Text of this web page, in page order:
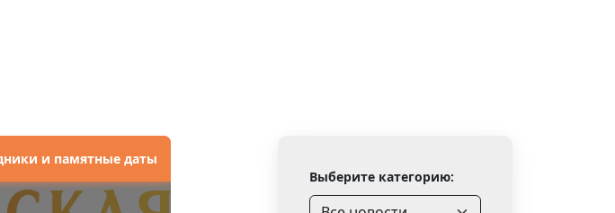
и памятные даты
Выберите категорию: